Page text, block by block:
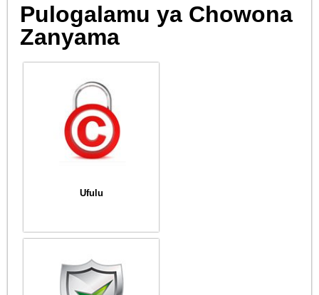
Pulogalamu ya Chowona
Zanyama
Ufulu